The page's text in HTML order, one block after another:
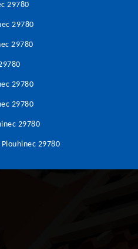
29780
29780
29780
29780
29780
29780
29780